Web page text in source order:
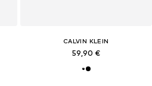
CALVIN KLEIN
59,90 €